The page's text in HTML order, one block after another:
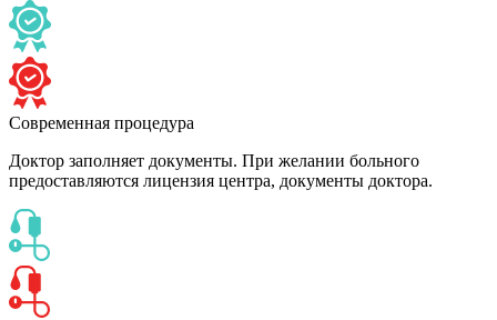
Современная процедура
Доктор заполняет документы. При желании больного
предоставляются лицензия центра, документы доктора.